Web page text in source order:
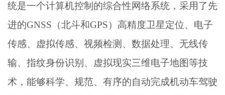
统是一个计算机控制的综合性网络系统，采用了先
进的GNSS（北斗和GPS）高精度卫星定位、电子
传感、虚拟传感、视频检测、数据处理、无线传
输、指纹身份识别、虚拟现实三维电子地图等技
术，能够科学、规范、有序的自动完成机动车驾驶